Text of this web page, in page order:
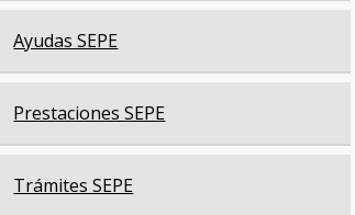
Ayudas SEPE
Prestaciones SEPE
Trámites SEPE